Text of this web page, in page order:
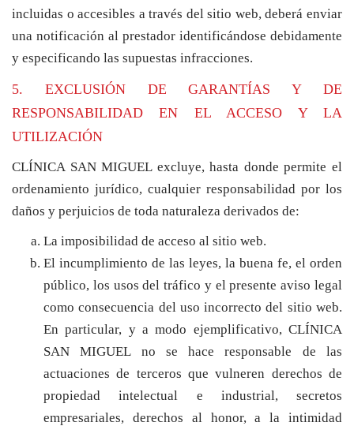
incluidas o accesibles a través del sitio web, deberá enviar
una notificación al prestador identificándose debidamente
y especificando las supuestas infracciones.
5. EXCLUSIÓN DE GARANTÍAS Y DE
RESPONSABILIDAD EN EL ACCESO Y LA
UTILIZACIÓN
CLÍNICA SAN MIGUEL excluye, hasta donde permite el
ordenamiento jurídico, cualquier responsabilidad por los
daños y perjuicios de toda naturaleza derivados de:
La imposibilidad de acceso al sitio web.
El incumplimiento de las leyes, la buena fe, el orden
público, los usos del tráfico y el presente aviso legal
como consecuencia del uso incorrecto del sitio web.
En particular, y a modo ejemplificativo, CLÍNICA
SAN MIGUEL no se hace responsable de las
actuaciones de terceros que vulneren derechos de
propiedad intelectual e industrial, secretos
empresariales, derechos al honor, a la intimidad